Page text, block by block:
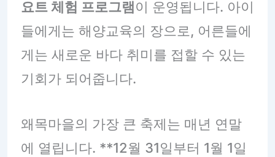
요트 체험 프로그램이 운영됩니다. 아이
들에게는 해양교육의 장으로, 어른들에
게는 새로운 바다 취미를 접할 수 있는
기회가 되어줍니다.
왜목마을의 가장 큰 축제는 매년 연말
에 열립니다. **12월 31일부터 1월 1일